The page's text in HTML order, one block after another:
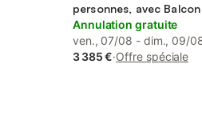
personnes, avec
Jacuzzi et Vue sur le lac
Annulation gratuite
ven., 07/08 - dim., 09/
3 385 €·Offre spéciale